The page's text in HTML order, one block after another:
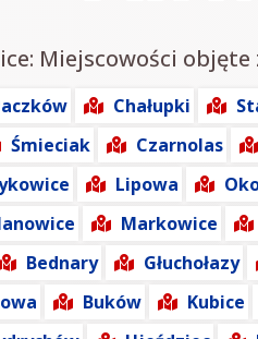
Miejscowości objęte
Chałupki
Śmieciak Czarnolas
Lipowa
Markowice
Bednary Głuchołazy
Buków Kubice